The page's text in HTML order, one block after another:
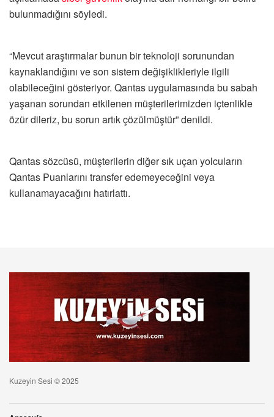
bulunmadığını söyledi.
“Mevcut araştırmalar bunun bir teknoloji sorunundan
kaynaklandığını ve son sistem değişiklikleriyle ilgili
olabileceğini gösteriyor. Qantas uygulamasında bu sabah
yaşanan sorundan etkilenen müşterilerimizden içtenlikle
özür dileriz, bu sorun artık çözülmüştür” denildi.
Qantas sözcüsü, müşterilerin diğer sık ​​uçan yolcuların
Qantas Puanlarını transfer edemeyeceğini veya
kullanamayacağını hatırlattı.
Kuzeyin Sesi © 2025